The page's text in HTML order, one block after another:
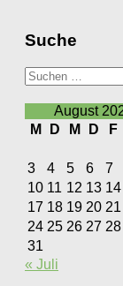
Suche
Suchen
nach:
August
M
D M D F
3
4 5 6 7
10 11 12 13 14
17 18 19 20 21
24 25 26 27 28
31
« Juli